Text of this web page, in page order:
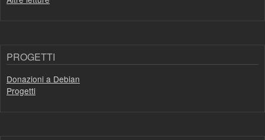
PROGETTI
Donazioni a Debian
Progetti